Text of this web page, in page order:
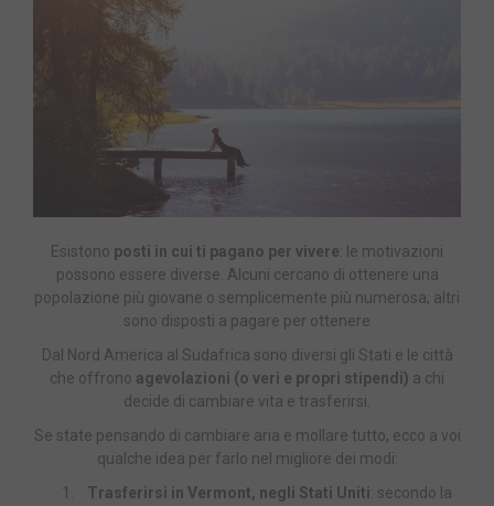
Esistono posti in cui ti pagano per vivere: le motivazioni
possono essere diverse. Alcuni cercano di ottenere una
popolazione più giovane o semplicemente più numerosa; altri
sono disposti a pagare per ottenere
Dal Nord America al Sudafrica sono diversi gli Stati e le città
che offrono agevolazioni (o veri e propri stipendi) a chi
decide di cambiare vita e trasferirsi.
Se state pensando di cambiare aria e mollare tutto, ecco a voi
qualche idea per farlo nel migliore dei modi:
Trasferirsi in Vermont, negli Stati Uniti: secondo la